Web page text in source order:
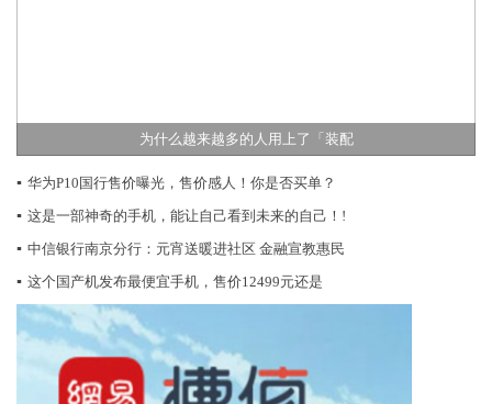
为什么越来越多的人用上了「装配
▪ 华为P10国行售价曝光，售价感人！你是否买单？
▪ 这是一部神奇的手机，能让自己看到未来的自己！!
▪ 中信银行南京分行：元宵送暖进社区 金融宣教惠民
▪ 这个国产机发布最便宜手机，售价12499元还是